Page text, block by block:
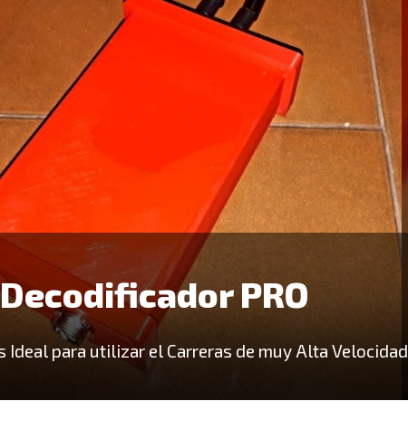
Decodificador PRO
Ideal para utilizar el Carreras de muy Alta Velocidad